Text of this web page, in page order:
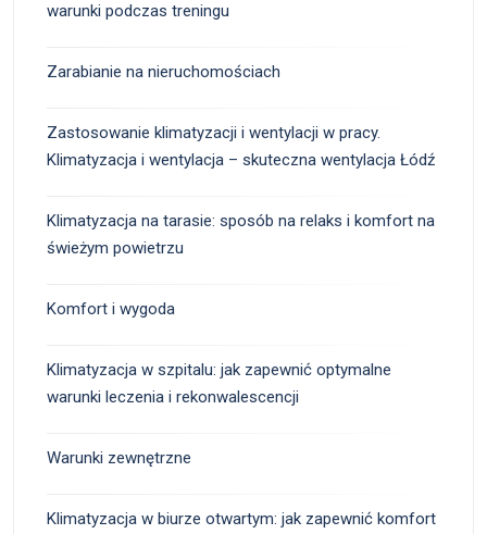
warunki podczas treningu
Zarabianie na nieruchomościach
Zastosowanie klimatyzacji i wentylacji w pracy.
Klimatyzacja i wentylacja – skuteczna wentylacja Łódź
Klimatyzacja na tarasie: sposób na relaks i komfort na
świeżym powietrzu
Komfort i wygoda
Klimatyzacja w szpitalu: jak zapewnić optymalne
warunki leczenia i rekonwalescencji
Warunki zewnętrzne
Klimatyzacja w biurze otwartym: jak zapewnić komfort